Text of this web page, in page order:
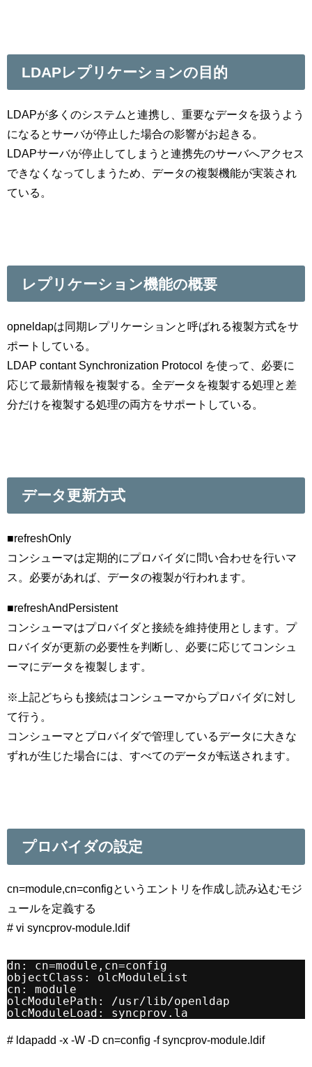
LDAPレプリケーションの目的
LDAPが多くのシステムと連携し、重要なデータを扱うよう
になるとサーバが停止した場合の影響がお起きる。
LDAPサーバが停止してしまうと連携先のサーバへアクセス
できなくなってしまうため、データの複製機能が実装され
ている。
レプリケーション機能の概要
opneldapは同期レプリケーションと呼ばれる複製方式をサ
ポートしている。
LDAP contant Synchronization Protocol を使って、必要に
応じて最新情報を複製する。全データを複製する処理と差
分だけを複製する処理の両方をサポートしている。
データ更新方式
■refreshOnly
コンシューマは定期的にプロバイダに問い合わせを行いマ
ス。必要があれば、データの複製が行われます。
■refreshAndPersistent
コンシューマはプロバイダと接続を維持使用とします。プ
ロバイダが更新の必要性を判断し、必要に応じてコンシュ
ーマにデータを複製します。
※上記どちらも接続はコンシューマからプロバイダに対し
て行う。
コンシューマとプロバイダで管理しているデータに大きな
ずれが生じた場合には、すべてのデータが転送されます。
プロバイダの設定
cn=module,cn=configというエントリを作成し読み込むモジ
ュールを定義する
# vi syncprov-module.ldif
dn: cn=module,cn=config
objectClass: olcModuleList
cn: module
olcModulePath: /usr/lib/openldap
olcModuleLoad: syncprov.la
# ldapadd -x -W -D cn=config -f syncprov-module.ldif